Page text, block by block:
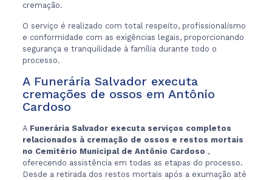
cremação.
O serviço é realizado com total respeito, profissionalismo
e conformidade com as exigências legais, proporcionando
segurança e tranquilidade à família durante todo o
processo.
A Funerária Salvador executa
cremações de ossos em Antônio
Cardoso
A Funerária Salvador executa serviços completos
relacionados à cremação de ossos e restos mortais
no Cemitério Municipal de Antônio Cardoso ,
oferecendo assistência em todas as etapas do processo.
Desde a retirada dos restos mortais após a exumação até